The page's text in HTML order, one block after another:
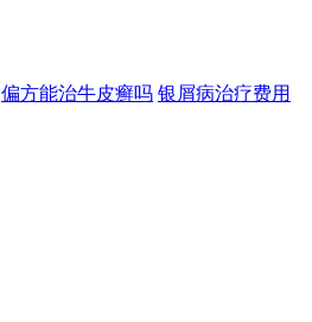
偏方能治牛皮癣吗 银屑病治疗费用